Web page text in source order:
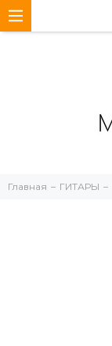
Главная ГИТАРЫ